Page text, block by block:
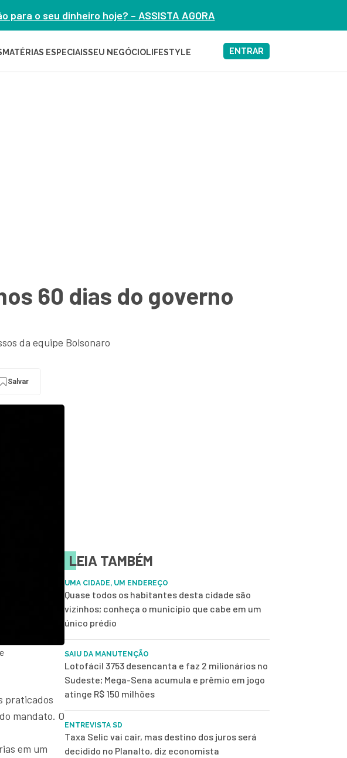
para o seu dinheiro hoje? – ASSISTA AGORA
MATÉRIAS ESPECIAISSEU NEGÓCIOLIFESTYLE ENTRAR
60 dias do governo
da equipe Bolsonaro
Salvar
praticados
mandato. O
em um
LEIA TAMBÉM
UMA CIDADE, UM ENDEREÇO
Quase todos os habitantes desta cidade são
vizinhos; conheça o município que cabe em um
único prédio
SAIU DA MANUTENÇÃO
Lotofácil 3753 desencanta e faz 2 milionários no
Sudeste; Mega-Sena acumula e prêmio em jogo
atinge R$ 150 milhões
ENTREVISTA SD
Taxa Selic vai cair, mas destino dos juros será
decidido no Planalto, diz economista